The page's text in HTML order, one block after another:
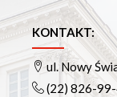
KONTAKT:
ul. Nowy
(22) 826-